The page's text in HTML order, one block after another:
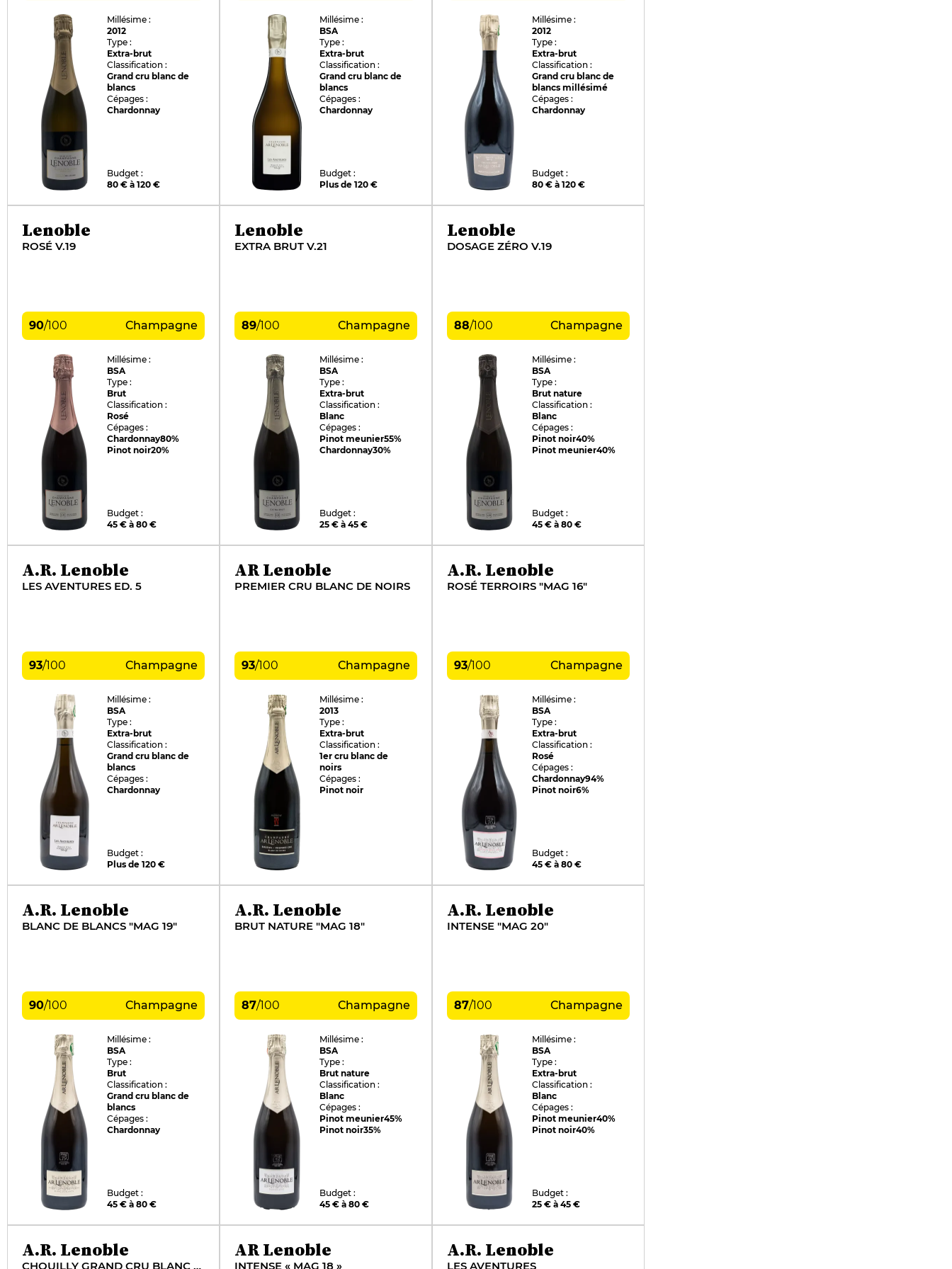
Millésime :
2012
Type :
Extra-brut
Classification :
Grand cru blanc de
blancs
Cépages :
Chardonnay
Budget :
80 € à 120 €
Millésime :
BSA
Type :
Extra-brut
Classification :
Grand cru blanc de
blancs
Cépages :
Chardonnay
Budget :
Plus de 120 €
Millésime :
2012
Type :
Extra-brut
Classification :
Grand cru blanc de
blancs millésimé
Cépages :
Chardonnay
Budget :
80 € à 120 €
Lenoble
ROSÉ V.19
90/100 Champagne
Millésime :
BSA
Type :
Brut
Classification :
Rosé
Cépages :
Chardonnay80%
Pinot noir20%
Budget :
45 € à 80 €
Lenoble
EXTRA BRUT V.21
89/100 Champagne
Millésime :
BSA
Type :
Extra-brut
Classification :
Blanc
Cépages :
Pinot meunier55%
Chardonnay30%
Budget :
25 € à 45 €
Lenoble
DOSAGE ZÉRO V.19
88/100 Champagne
Millésime :
BSA
Type :
Brut nature
Classification :
Blanc
Cépages :
Pinot noir40%
Pinot meunier40%
Budget :
45 € à 80 €
A.R. Lenoble
LES AVENTURES ED. 5
93/100 Champagne
Millésime :
BSA
Type :
Extra-brut
Classification :
Grand cru blanc de
blancs
Cépages :
Chardonnay
Budget :
Plus de 120 €
AR Lenoble
PREMIER CRU BLANC DE NOIRS
93/100 Champagne
Millésime :
2013
Type :
Extra-brut
Classification :
1er cru blanc de
noirs
Cépages :
Pinot noir
A.R. Lenoble
ROSÉ TERROIRS "MAG 16"
93/100 Champagne
Millésime :
BSA
Type :
Extra-brut
Classification :
Rosé
Cépages :
Chardonnay94%
Pinot noir6%
Budget :
45 € à 80 €
A.R. Lenoble
BLANC DE BLANCS "MAG 19"
90/100 Champagne
Millésime :
BSA
Type :
Brut
Classification :
Grand cru blanc de
blancs
Cépages :
Chardonnay
Budget :
45 € à 80 €
A.R. Lenoble
BRUT NATURE "MAG 18"
87/100 Champagne
Millésime :
BSA
Type :
Brut nature
Classification :
Blanc
Cépages :
Pinot meunier45%
Pinot noir35%
Budget :
45 € à 80 €
A.R. Lenoble
INTENSE "MAG 20"
87/100 Champagne
Millésime :
BSA
Type :
Extra-brut
Classification :
Blanc
Cépages :
Pinot meunier40%
Pinot noir40%
Budget :
25 € à 45 €
A.R. Lenoble
CHOUILLY GRAND CRU BLANC DE BLANCS "MAG 18"
AR Lenoble
INTENSE « MAG 18 »
A.R. Lenoble
LES AVENTURES